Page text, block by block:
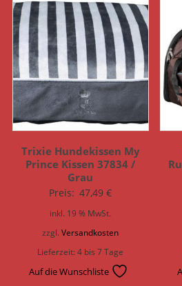
Trixie Hundekissen My
Prince Kissen 37834 /
Grau
Preis: 47,49€
inkl. 19 % MwSt.
zzgl.Versandkosten
Lieferzeit:4 bis 7 Tage
Auf die Wunschliste